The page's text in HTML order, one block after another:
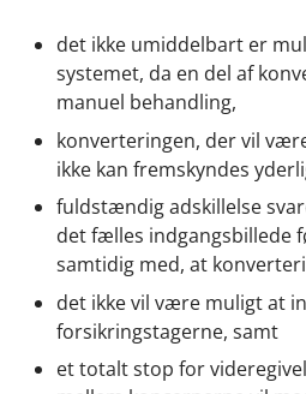
det ikke umiddelbart er
systemet, da en del af
manuel behandling,
konverteringen, der vil
ikke kan fremskyndes
fuldstændig adskillelse
det fælles indgangsbillede
samtidig med, at
det ikke vil være muligt at
forsikringstagerne, samt
et totalt stop for